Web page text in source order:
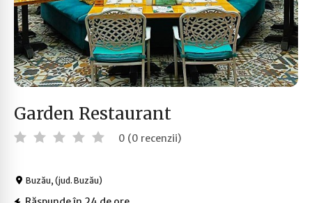
Garden Restaurant
0 (0 recenzii)
Buzău, (jud. Buzău)